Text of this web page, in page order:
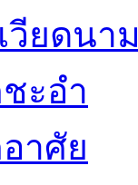
วียดนาม
ะอำ
าศัย